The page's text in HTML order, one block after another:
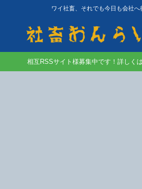
ワイ社畜、それでも今日も会社へ
相互RSSサイト様募集中です！詳しく